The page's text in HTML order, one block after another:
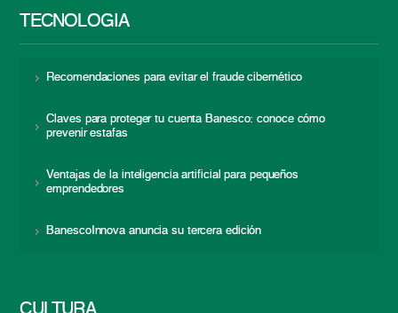
TECNOLOGÍA
Recomendaciones para evitar el fraude cibernético
Claves para proteger tu cuenta Banesco: conoce cómo
prevenir estafas
Ventajas de la inteligencia artificial para pequeños
emprendedores
BanescoInnova anuncia su tercera edición